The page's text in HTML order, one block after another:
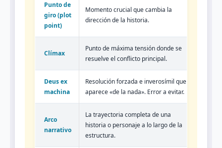
Punto de
giro (plot
point)
Momento crucial que cambia la
dirección de la historia.
Clímax
Punto de máxima tensión donde se
resuelve el conflicto principal.
Deus ex
machina
Resolución forzada e inverosímil que
aparece «de la nada». Error a evitar.
Arco
narrativo
La trayectoria completa de una
historia o personaje a lo largo de la
estructura.